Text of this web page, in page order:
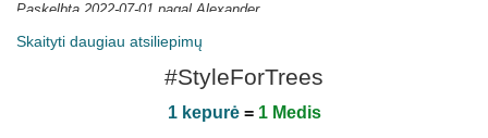
Paskelbta 2022-07-01 pagal Alexander
TODO CORRECTO
precio y rapidez en la entrega
Skaityti daugiau atsiliepimų
#StyleForTrees
1 kepurė= 1 Medis